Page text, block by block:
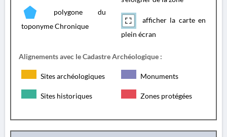
polygone du
toponyme Chronique
afficher la carte en
plein écran
Alignements avec le Cadastre Archéologique :
Sites archéologiques Monuments
Sites historiques Zones protégées